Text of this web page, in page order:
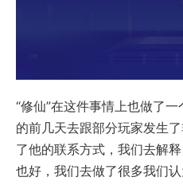
“修仙”在这件事情上也做了
的前几天去跟部分玩家发生
了他的联系方式，我们去解
也好，我们去做了很多我们认